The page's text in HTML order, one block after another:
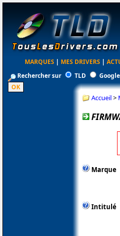
MARQUES | MES DRIVERS |
Rechercher sur
TLD Google
Accueil>
Marque
Intitulé